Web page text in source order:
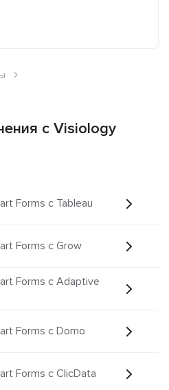
с Visiology
Forms с Tableau
Forms с Grow
Forms с Adaptive
Forms с Domo
Forms с ClicData